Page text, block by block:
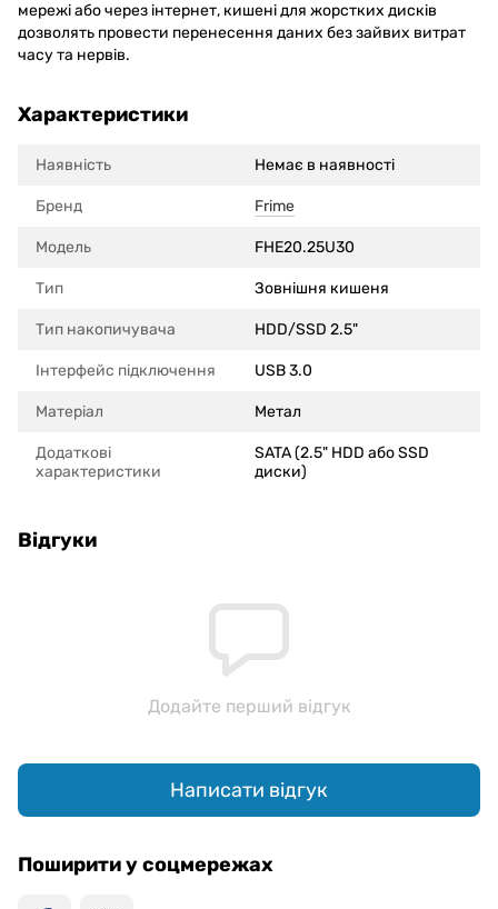
мережі або через інтернет, кишені для жорстких дисків
дозволять провести перенесення даних без зайвих витрат
часу та нервів.
Характеристики
Наявність Немає в наявності
Бренд Frime
Модель FHE20.25U30
Тип Зовнішня кишеня
Тип накопичувача HDD/SSD 2.5"
Інтерфейс підключення USB 3.0
Матеріал Метал
Додаткові
характеристики
SATA (2.5" HDD або SSD
диски)
Відгуки
Додайте перший відгук
Написати відгук
Поширити у соцмережах